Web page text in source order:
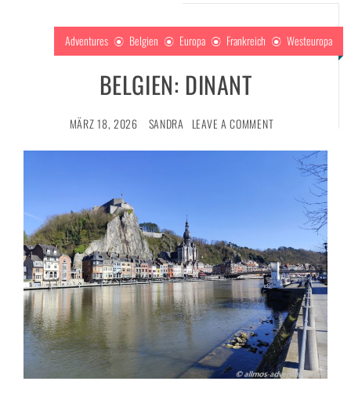
Adventures Belgien Europa Frankreich Westeuropa
BELGIEN: DINANT
MÄRZ 18, 2026 SANDRA LEAVE A COMMENT